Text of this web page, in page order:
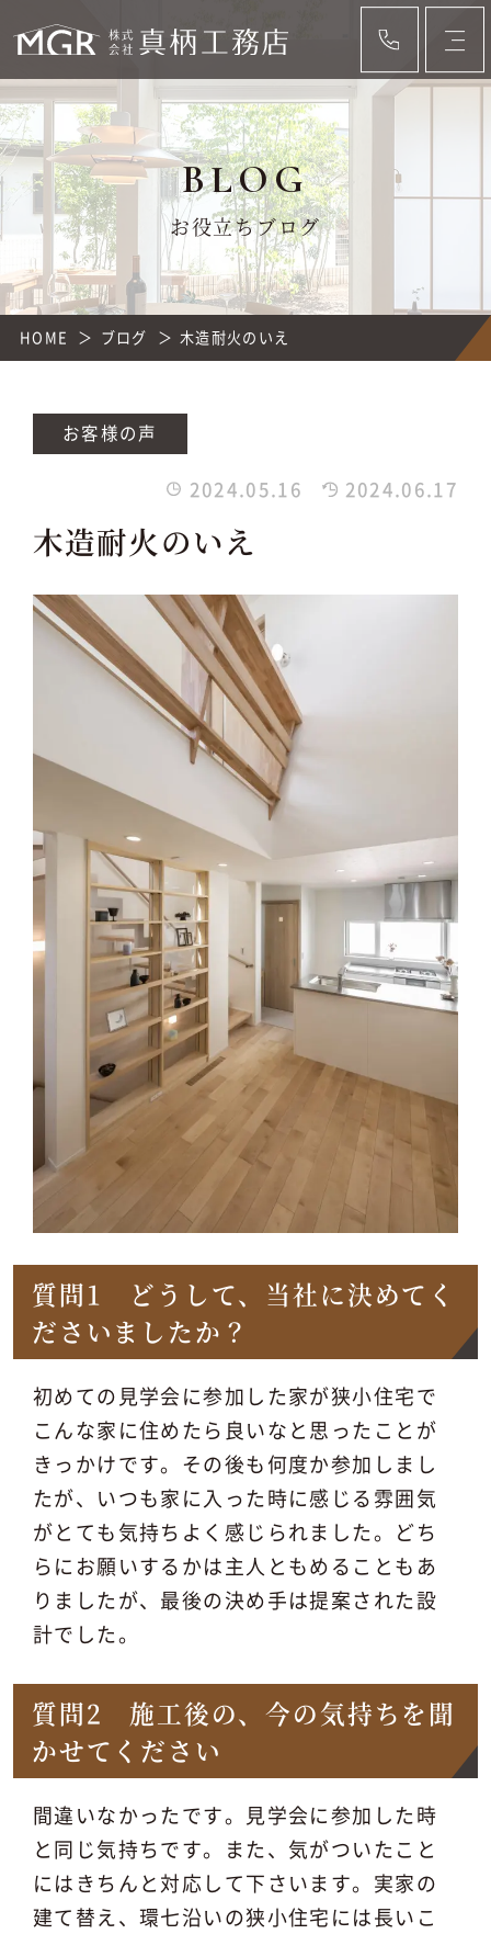
BLOG
お役立ちブログ
HOME ブログ 木造耐火のいえ
お客様の声
2024.05.16 2024.06.17
木造耐火のいえ
質問1 どうして、当社に決めてく
ださいましたか？
初めての見学会に参加した家が狭小住宅で
こんな家に住めたら良いなと思ったことが
きっかけです。その後も何度か参加しまし
たが、いつも家に入った時に感じる雰囲気
がとても気持ちよく感じられました。どち
らにお願いするかは主人ともめることもあ
りましたが、最後の決め手は提案された設
計でした。
質問2 施工後の、今の気持ちを聞
かせてください
間違いなかったです。見学会に参加した時
と同じ気持ちです。また、気がついたこと
にはきちんと対応して下さいます。実家の
建て替え、環七沿いの狭小住宅には長いこ